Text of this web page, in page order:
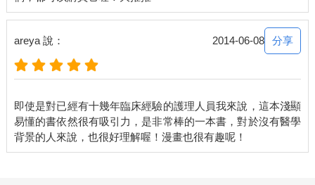
areya 說： 2014-06-08 分享
即使是對已經有十幾年臨床經驗的護理人員我來說，這本淺顯
易懂的書依然很有吸引力，是非常棒的一本書，對於沒有醫學